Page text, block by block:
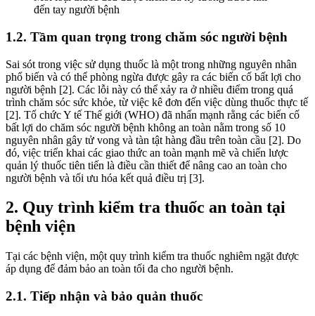
đến tay người bệnh
1.2. Tầm quan trọng trong chăm sóc người bệnh
Sai sót trong việc sử dụng thuốc là một trong những nguyên nhân
phổ biến và có thể phòng ngừa được gây ra các biến cố bất lợi cho
người bệnh [2]. Các lỗi này có thể xảy ra ở nhiều điểm trong quá
trình chăm sóc sức khỏe, từ việc kê đơn đến việc dùng thuốc thực tế
[2]. Tổ chức Y tế Thế giới (WHO) đã nhấn mạnh rằng các biến cố
bất lợi do chăm sóc người bệnh không an toàn nằm trong số 10
nguyên nhân gây tử vong và tàn tật hàng đầu trên toàn cầu [2]. Do
đó, việc triển khai các giao thức an toàn mạnh mẽ và chiến lược
quản lý thuốc tiên tiến là điều cần thiết để nâng cao an toàn cho
người bệnh và tối ưu hóa kết quả điều trị [3].
2. Quy trình kiểm tra thuốc an toàn tại
bệnh viện
Tại các bệnh viện, một quy trình kiểm tra thuốc nghiêm ngặt được
áp dụng để đảm bảo an toàn tối đa cho người bệnh.
2.1. Tiếp nhận và bảo quản thuốc